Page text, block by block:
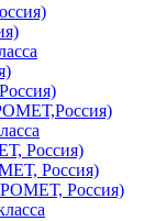
Россия)
Россия)
Россия)